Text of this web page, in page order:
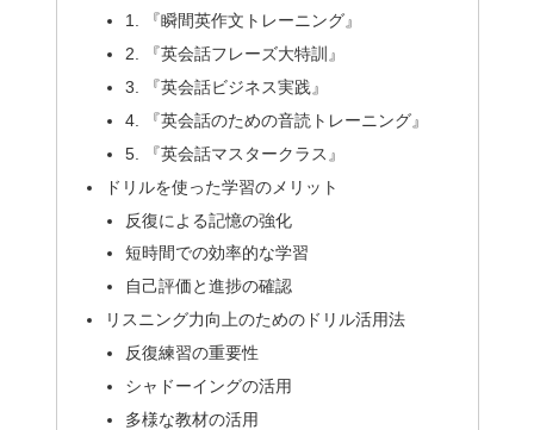
1. 『瞬間英作文トレーニング』
2. 『英会話フレーズ大特訓』
3. 『英会話ビジネス実践』
4. 『英会話のための音読トレーニング』
5. 『英会話マスタークラス』
ドリルを使った学習のメリット
反復による記憶の強化
短時間での効率的な学習
自己評価と進捗の確認
リスニング力向上のためのドリル活用法
反復練習の重要性
シャドーイングの活用
多様な教材の活用